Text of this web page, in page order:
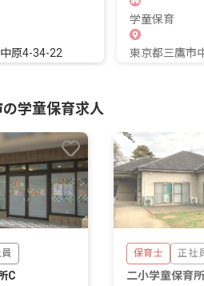
原4-34-22
学童保育
東京都三鷹市
学童保育求人
C
保育士 正社員
二小学童保育所